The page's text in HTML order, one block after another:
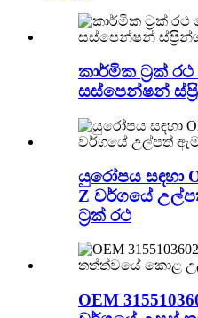
කාර්මික ට්‍රක් රථ
සස්පෙන්ෂන්
යුරෝපය සඳහා
Z වර්ගයේ
ට්‍රක් රථ
OEM